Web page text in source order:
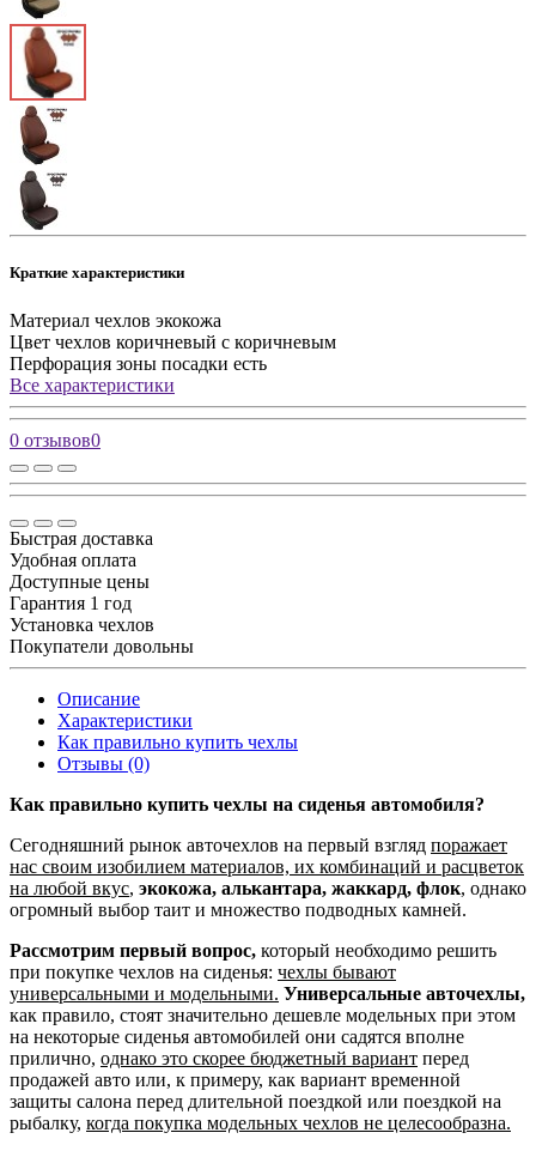
Краткие характеристики
Материал чехлов экокожа
Цвет чехлов коричневый с коричневым
Перфорация зоны посадки есть
Все характеристики
0 отзывов0
Быстрая доставка
Удобная оплата
Доступные цены
Гарантия 1 год
Установка чехлов
Покупатели довольны
Описание
Характеристики
Как правильно купить чехлы
Отзывы (0)
Как правильно купить чехлы на сиденья автомобиля?
Сегодняшний рынок авточехлов на первый взгляд поражает
нас своим изобилием материалов, их комбинаций и расцветок
на любой вкус, экокожа, алькантара, жаккард, флок, однако
огромный выбор таит и множество подводных камней.
Рассмотрим первый вопрос, который необходимо решить
при покупке чехлов на сиденья: чехлы бывают
универсальными и модельными. Универсальные авточехлы,
как правило, стоят значительно дешевле модельных при этом
на некоторые сиденья автомобилей они садятся вполне
прилично, однако это скорее бюджетный вариант перед
продажей авто или, к примеру, как вариант временной
защиты салона перед длительной поездкой или поездкой на
рыбалку, когда покупка модельных чехлов не целесообразна.